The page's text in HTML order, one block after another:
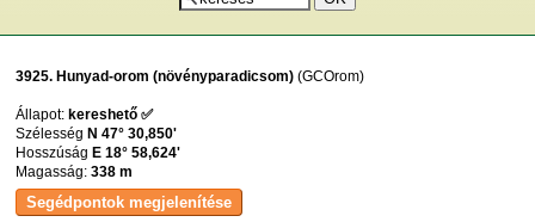
3925. Hunyad-orom (növényparadicsom) (GCOrom)
Állapot:kereshető ✅
SzélességN 47° 30,850'
HosszúságE 18° 58,624'
Magasság:338 m